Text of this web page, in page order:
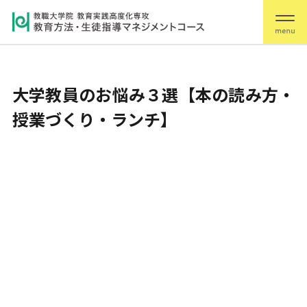
大学教員のお悩み３選【本の読み方・
授業づくり・ランチ】